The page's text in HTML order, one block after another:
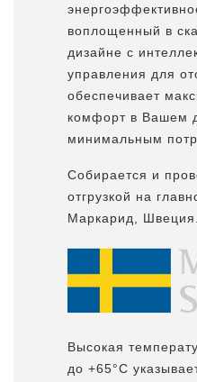
воплощенный в
дизайне с
управления для
обеспечивает
комфорт в Вашем
минимальным
Собирается и
отгрузкой на
Маркарид, Швеция.
Высокая
до +65°С